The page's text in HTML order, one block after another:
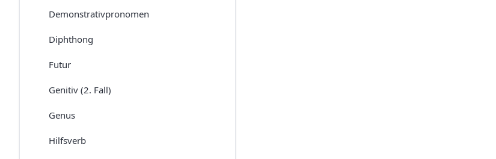
Demonstrativpronomen
Diphthong
Futur
Genitiv (2. Fall)
Genus
Hilfsverb